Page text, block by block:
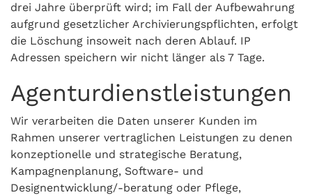
drei Jahre überprüft wird; im Fall der Aufbewahrung
aufgrund gesetzlicher Archivierungspflichten, erfolgt
die Löschung insoweit nach deren Ablauf. IP
Adressen speichern wir nicht länger als 7 Tage.
Agenturdienstleistungen
Wir verarbeiten die Daten unserer Kunden im
Rahmen unserer vertraglichen Leistungen zu denen
konzeptionelle und strategische Beratung,
Kampagnenplanung, Software- und
Designentwicklung/-beratung oder Pflege,